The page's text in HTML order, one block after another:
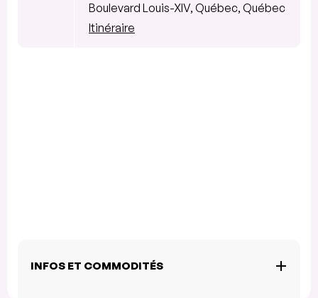
Boulevard Louis-XIV, Québec, Québec
Itinéraire
INFOS ET COMMODITÉS